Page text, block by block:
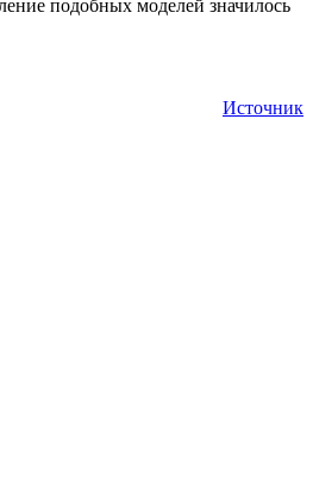
подобных моделей значилось
Источник